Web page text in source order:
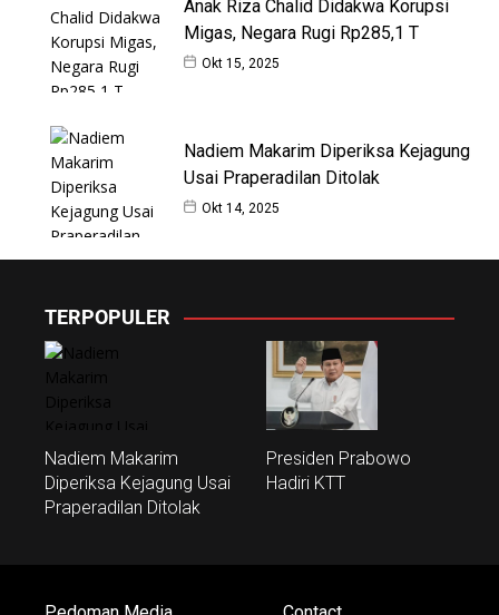
Anak Riza Chalid Didakwa Korupsi
Migas, Negara Rugi Rp285,1 T
Okt 15, 2025
Nadiem Makarim Diperiksa Kejagung
Usai Praperadilan Ditolak
Okt 14, 2025
TERPOPULER
Nadiem Makarim
Diperiksa Kejagung Usai
Praperadilan Ditolak
Presiden Prabowo
Hadiri KTT